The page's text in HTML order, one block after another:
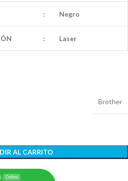
: Negro
: Laser
Brother
AL CARRITO
Online